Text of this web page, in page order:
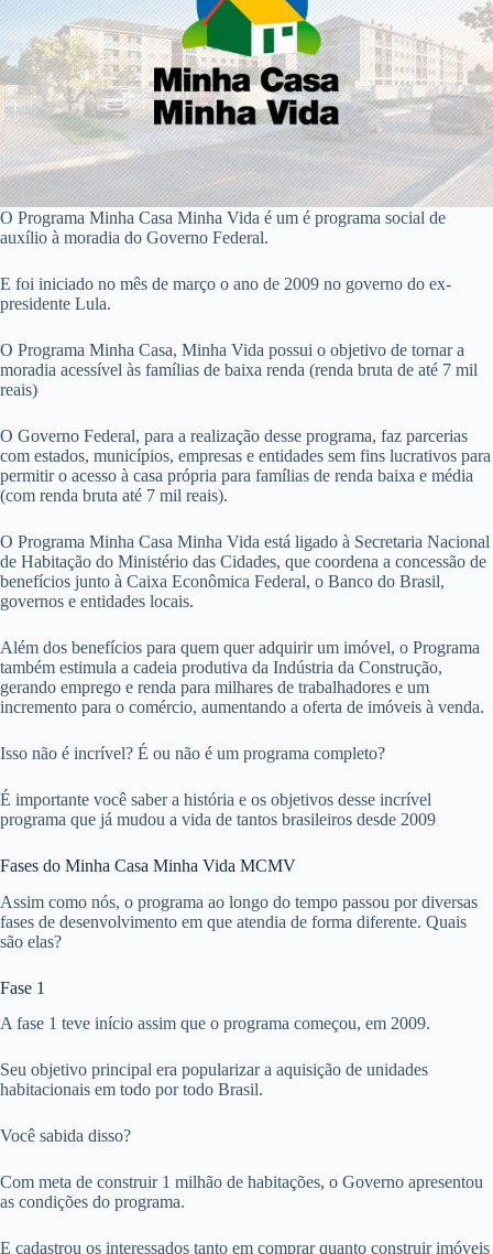
O Programa Minha Casa Minha Vida é um é programa social de
auxílio à moradia do Governo Federal.
E foi iniciado no mês de março o ano de 2009 no governo do ex-
presidente Lula.
O Programa Minha Casa, Minha Vida possui o objetivo de tornar a
moradia acessível às famílias de baixa renda (renda bruta de até 7 mil
reais)
O Governo Federal, para a realização desse programa, faz parcerias
com estados, municípios, empresas e entidades sem fins lucrativos para
permitir o acesso à casa própria para famílias de renda baixa e média
(com renda bruta até 7 mil reais).
O Programa Minha Casa Minha Vida está ligado à Secretaria Nacional
de Habitação do Ministério das Cidades, que coordena a concessão de
benefícios junto à Caixa Econômica Federal, o Banco do Brasil,
governos e entidades locais.
Além dos benefícios para quem quer adquirir um imóvel, o Programa
também estimula a cadeia produtiva da Indústria da Construção,
gerando emprego e renda para milhares de trabalhadores e um
incremento para o comércio, aumentando a oferta de imóveis à venda.
Isso não é incrível? É ou não é um programa completo?
É importante você saber a história e os objetivos desse incrível
programa que já mudou a vida de tantos brasileiros desde 2009
Fases do Minha Casa Minha Vida MCMV
Assim como nós, o programa ao longo do tempo passou por diversas
fases de desenvolvimento em que atendia de forma diferente. Quais
são elas?
Fase 1
A fase 1 teve início assim que o programa começou, em 2009.
Seu objetivo principal era popularizar a aquisição de unidades
habitacionais em todo por todo Brasil.
Você sabida disso?
Com meta de construir 1 milhão de habitações, o Governo apresentou
as condições do programa.
E cadastrou os interessados tanto em comprar quanto construir imóveis